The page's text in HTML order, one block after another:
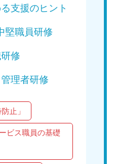
支援のヒント
堅職員研修
修
理者研修
止」
ビス職員の基礎